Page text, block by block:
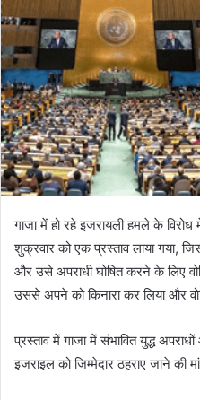
गाजा में हो रहे इजरायली हमले के विरोध
शुक्रवार को एक प्रस्ताव लाया गया,
और उसे अपराधी घोषित करने के लिए
उससे अपने को किनारा कर लिया और
प्रस्ताव में गाजा में संभावित युद्ध
इजराइल को जिम्मेदार ठहराए जाने की